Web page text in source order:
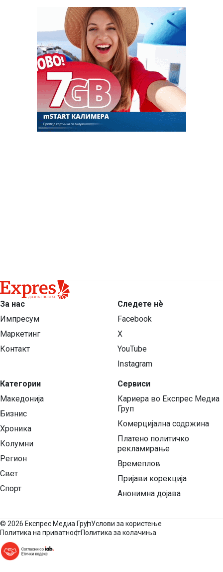
За нас
Импресум
Маркетинг
Контакт
Категории
Македонија
Бизнис
Хроника
Колумни
Регион
Свет
Спорт
Следете нѐ
Facebook
X
YouTube
Instagram
Сервиси
Кариера во Експрес Медиа
Груп
Комерцијална содржина
Платено политичко
рекламирање
Времеплов
Пријави корекција
Анонимна дојава
© 2026 Експрес Медиа ГрупУслови за користење
Политика на приватностПолитика за колачиња